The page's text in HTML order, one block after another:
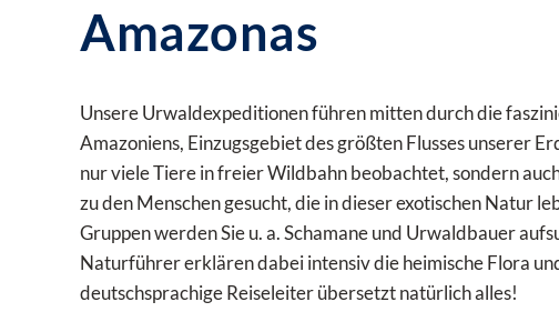
Amazonas
Unsere Urwaldexpeditionen führen mitten durch die
Amazoniens, Einzugsgebiet des größten Flusses unserer
nur viele Tiere in freier Wildbahn beobachtet, sondern
zu den Menschen gesucht, die in dieser exotischen Natur
Gruppen werden Sie u. a. Schamane und Urwaldbauer
Naturführer erklären dabei intensiv die heimische Flora
deutschsprachige Reiseleiter übersetzt natürlich alles!